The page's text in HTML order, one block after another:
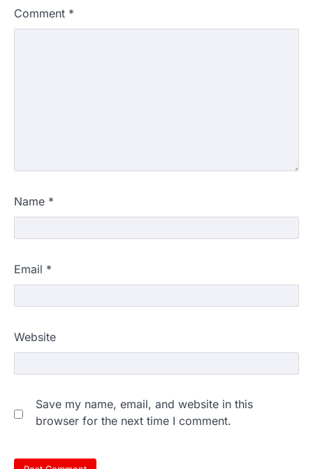
Comment *
Name *
Email *
Website
Save my name, email, and website in this
browser for the next time I comment.